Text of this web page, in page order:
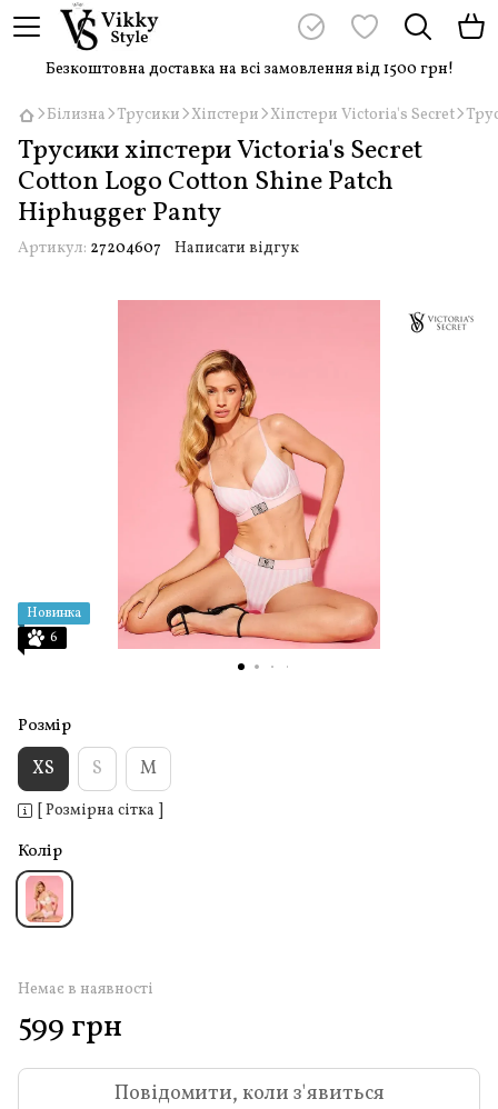
Безкоштовна доставка на всі замовлення від 1500 грн!
Білизна Трусики Хіпстери Хіпстери Victoria's Secret
Трусики хіпстери Victoria's Secret
Cotton Logo Cotton Shine Patch
Hiphugger Panty
Артикул: 27204607 Написати відгук
Новинка
6
Розмір
XS S M
[ Розмірна сітка ]
Колір
Немає в наявності
599 грн
Повідомити, коли з'явиться